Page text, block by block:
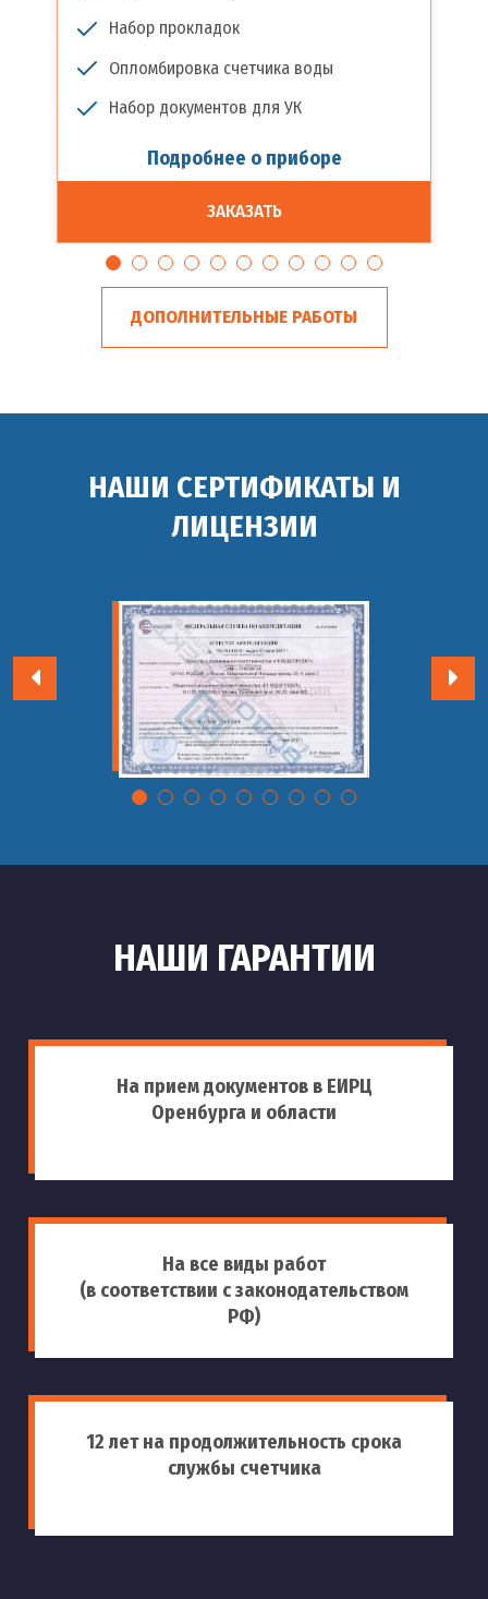
Набор прокладок
Опломбировка счетчика воды
Набор документов для УК
Подробнее о приборе
ЗАКАЗАТЬ
ДОПОЛНИТЕЛЬНЫЕ РАБОТЫ
НАШИ СЕРТИФИКАТЫ И
ЛИЦЕНЗИИ
НАШИ ГАРАНТИИ
На прием документов в ЕИРЦ
Оренбурга и области
На все виды работ
(в соответствии с законодательством
РФ)
12 лет на продолжительность срока
службы счетчика